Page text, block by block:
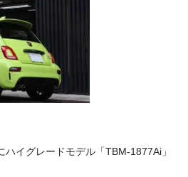
イグレードモデル「TBM-1877Ai」